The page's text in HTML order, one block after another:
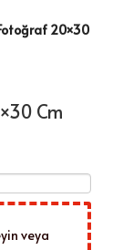
20×30
Cm
veya